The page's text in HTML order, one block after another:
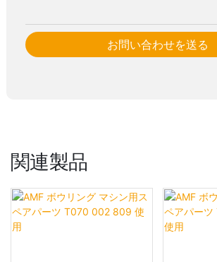
お問い合わせを送る
関連製品